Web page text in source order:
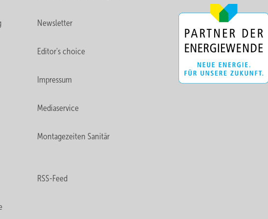
Newsletter
Editor's choice
Impressum
Mediaservice
Montagezeiten Sanitär
RSS-Feed